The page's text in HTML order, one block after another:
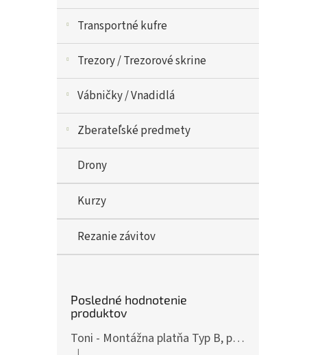
Transportné kufre
Trezory / Trezorové skrine
Vábničky / Vnadidlá
Zberateľské predmety
Drony
Kurzy
Rezanie závitov
Posledné hodnotenie
produktov
Toni - Montážna platňa Typ B, pre ČZ P-10, Art.: OPXCZP10B